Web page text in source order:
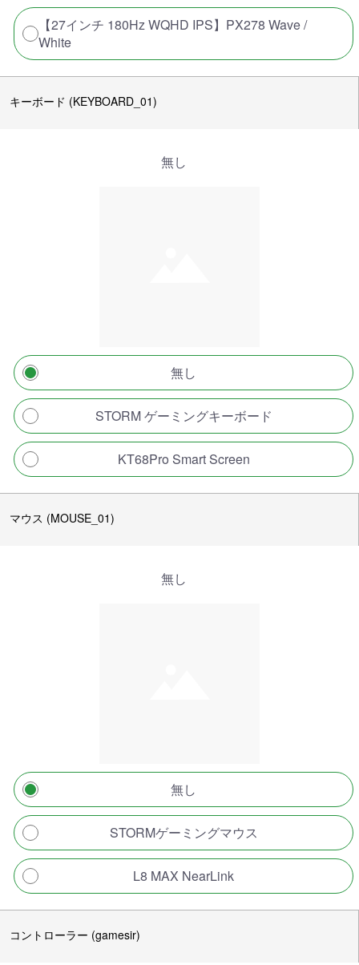
【27インチ 180Hz WQHD IPS】PX278 Wave /
White
キーボード (KEYBOARD_01)
無し
無し
STORM ゲーミングキーボード
KT68Pro Smart Screen
マウス (MOUSE_01)
無し
無し
STORMゲーミングマウス
L8 MAX NearLink
コントローラー (gamesir)